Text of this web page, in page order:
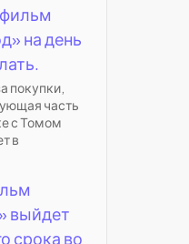
на день
покупки,
часть
с Томом
в
выйдет
срока во